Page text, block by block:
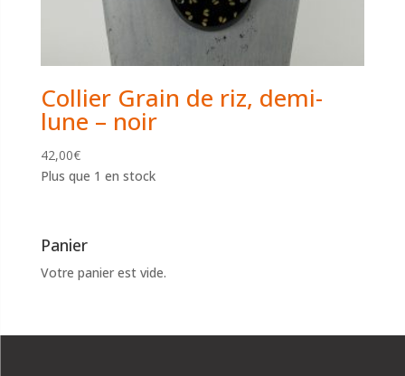
Collier Grain de riz, demi-
lune – noir
42,00€
Plus que 1 en stock
Panier
Votre panier est vide.